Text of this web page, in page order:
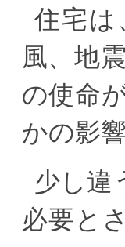
住宅は
風、地
の使命
かの影
少し違
必要と